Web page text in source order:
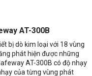
AT-300B
bị dò kim loại với 18 vùng
phát hiện được những
AT-300B có độ nhạy
của từng vùng phát